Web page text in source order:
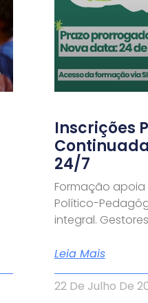
Inscrições
24/7
Formação
Político-
integral.
Leia Mais
22 De Julho De